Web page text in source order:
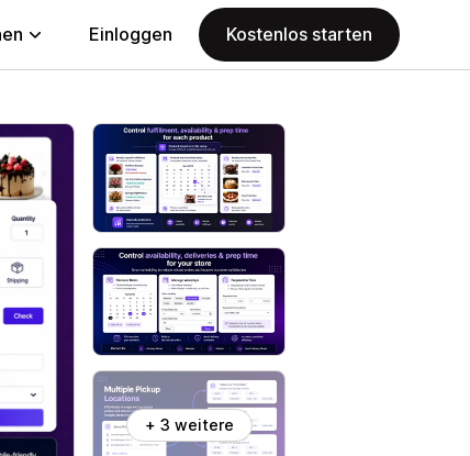
Einloggen Kostenlos starten
+ 3 weitere